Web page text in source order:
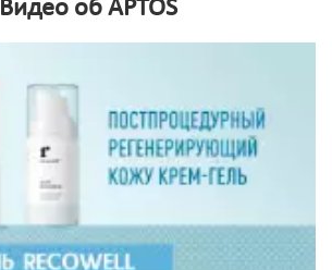
Видео об APTOS